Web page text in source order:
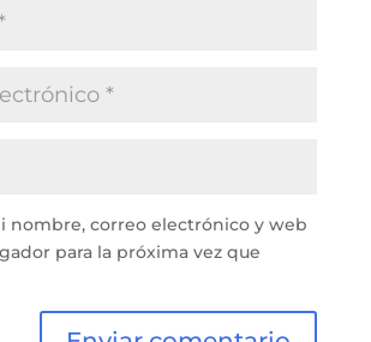
nombre, correo electrónico y web
para la próxima vez que